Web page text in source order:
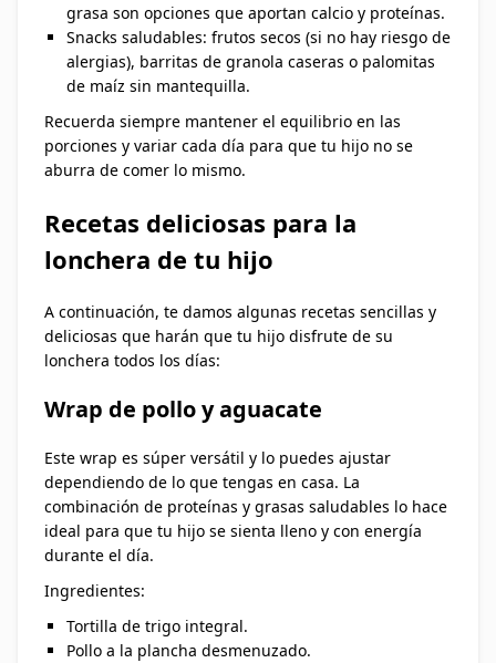
grasa son opciones que aportan calcio y proteínas.
Snacks saludables: frutos secos (si no hay riesgo de
alergias), barritas de granola caseras o palomitas
de maíz sin mantequilla.
Recuerda siempre mantener el equilibrio en las
porciones y variar cada día para que tu hijo no se
aburra de comer lo mismo.
Recetas deliciosas para la
lonchera de tu hijo
A continuación, te damos algunas recetas sencillas y
deliciosas que harán que tu hijo disfrute de su
lonchera todos los días:
Wrap de pollo y aguacate
Este wrap es súper versátil y lo puedes ajustar
dependiendo de lo que tengas en casa. La
combinación de proteínas y grasas saludables lo hace
ideal para que tu hijo se sienta lleno y con energía
durante el día.
Ingredientes:
Tortilla de trigo integral.
Pollo a la plancha desmenuzado.